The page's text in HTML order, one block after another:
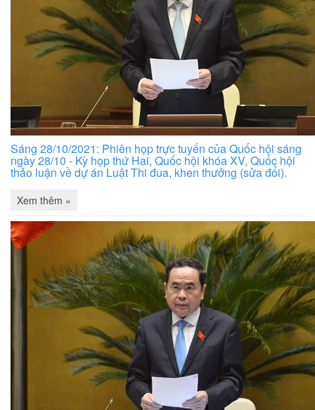
Sáng 28/10/2021: Phiên họp trực tuyến của Quốc hội sáng
ngày 28/10 - Kỳ họp thứ Hai, Quốc hội khóa XV, Quốc hội
thảo luận về dự án Luật Thi đua, khen thưởng (sửa đổi).
Xem thêm »